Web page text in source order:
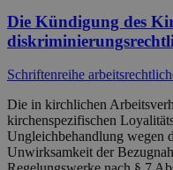
Die Kündigung des
Schriftenreihe
Die in kirchlichen
kirchenspezifischen
Ungleichbehandlung wegen
Unwirksamkeit der